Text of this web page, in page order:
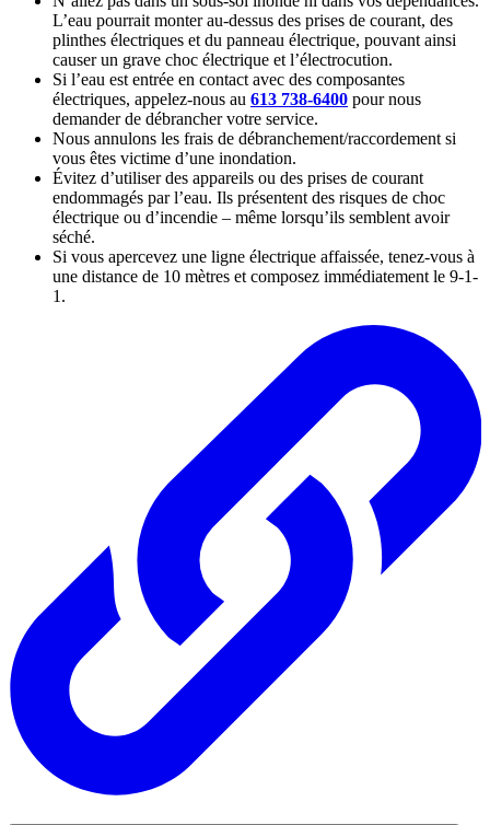
L’eau pourrait monter au-dessus des prises de courant, des
plinthes électriques et du panneau électrique, pouvant ainsi
causer un grave choc électrique et l’électrocution.
Si l’eau est entrée en contact avec des composantes
électriques, appelez-nous au 613 738-6400 pour nous
demander de débrancher votre service.
Nous annulons les frais de débranchement/raccordement si
vous êtes victime d’une inondation.
Évitez d’utiliser des appareils ou des prises de courant
endommagés par l’eau. Ils présentent des risques de choc
électrique ou d’incendie – même lorsqu’ils semblent avoir
séché.
Si vous apercevez une ligne électrique affaissée, tenez-vous à
une distance de 10 mètres et composez immédiatement le 9-1-
1.